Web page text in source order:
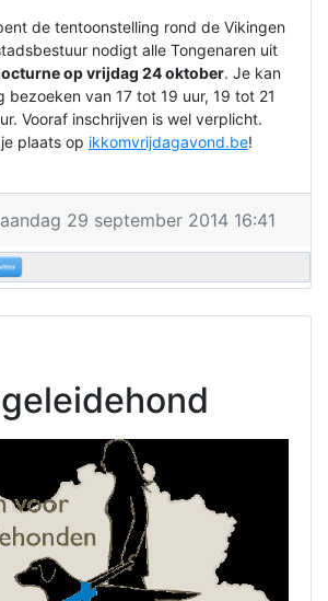
de tentoonstelling rond de Vikingen
nodigt alle Tongenaren uit
op vrijdag 24 oktober. Je kan
bezoeken van 17 tot 19 uur, 19 tot 21
Vooraf inschrijven is wel verplicht.
plaats op ikkomvrijdagavond.be!
29 september 2014 16:41